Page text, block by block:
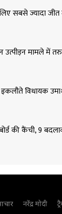
सबसे ज्यादा
उत्पीड़न मामले में
विधायक
की कैंची, 9
नरेंद्र मोदी